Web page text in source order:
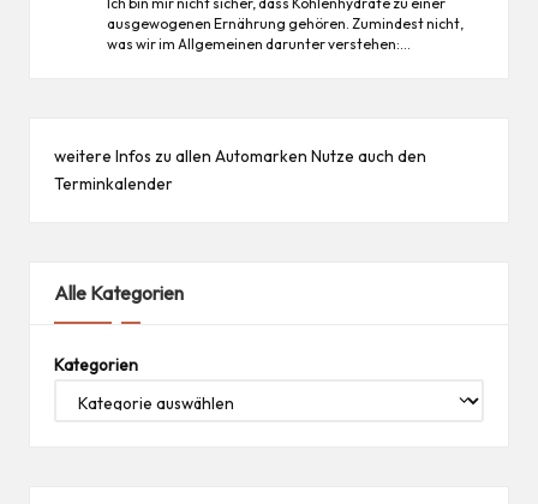
ausgewogenen Ernährung gehören. Zumindest nicht,
was wir im Allgemeinen darunter verstehen:…
weitere Infos zu allen Automarken Nutze auch den
Terminkalender
Alle Kategorien
Kategorien